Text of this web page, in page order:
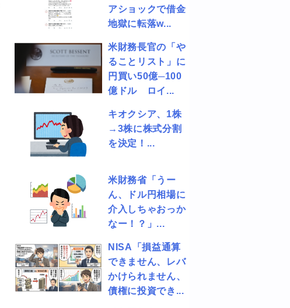
アショックで借金
地獄に転落w...
米財務長官の「や
ることリスト」に
円買い50億─100
億ドル ロイ...
キオクシア、1株
→3株に株式分割
を決定！...
米財務省「うー
ん、ドル円相場に
介入しちゃおっか
なー！？」...
NISA「損益通算
できません、レバ
かけられません、
債権に投資でき...